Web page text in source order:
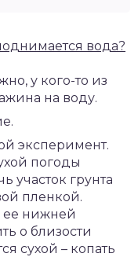
вода?
у кого-то из
на воду.
эксперимент.
погоды
участок грунта
пленкой.
ее нижней
о близости
сухой – копать